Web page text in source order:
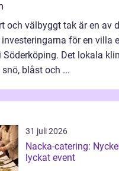
och välbyggt tak är en av
för en villa
Det lokala
snö, blåst och ...
31 juli 2026
Nacka-catering:
lyckat event